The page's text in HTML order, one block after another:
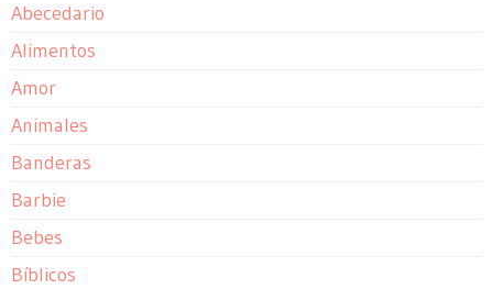
Abecedario
Alimentos
Amor
Animales
Banderas
Barbie
Bebes
Bíblicos